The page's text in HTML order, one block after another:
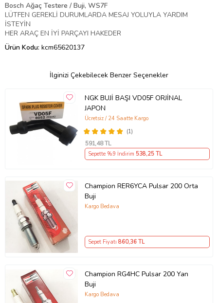
Bosch Ağaç Testere / Buji, WS7F
LÜTFEN GEREKLİ DURUMLARDA MESAJ YOLUYLA YARDIM
İSTEYİN
HER ARAÇ EN İYİ PARÇAYI HAKEDER
Ürün Kodu: kcm65620137
İlginizi Çekebilecek Benzer Seçenekler
NGK BUJİ BAŞI VD05F ORJİNAL
JAPON
(1)
Ücretsiz / 24 Saatte Kargo
591,48 TL
Sepette %9 İndirim 538,25 TL
Champion RER6YCA Pulsar 200 Orta
Buji
Kargo Bedava
Sepet Fiyatı 860,36 TL
Champion RG4HC Pulsar 200 Yan
Buji
Kargo Bedava